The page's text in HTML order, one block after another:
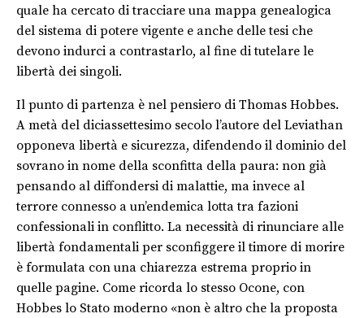
quale ha cercato di tracciare una mappa genealogica
del sistema di potere vigente e anche delle tesi che
devono indurci a contrastarlo, al fine di tutelare le
libertà dei singoli.
Il punto di partenza è nel pensiero di Thomas Hobbes.
A metà del diciassettesimo secolo l’autore del Leviathan
opponeva libertà e sicurezza, difendendo il dominio del
sovrano in nome della sconfitta della paura: non già
pensando al diffondersi di malattie, ma invece al
terrore connesso a un’endemica lotta tra fazioni
confessionali in conflitto. La necessità di rinunciare alle
libertà fondamentali per sconfiggere il timore di morire
è formulata con una chiarezza estrema proprio in
quelle pagine. Come ricorda lo stesso Ocone, con
Hobbes lo Stato moderno «non è altro che la proposta